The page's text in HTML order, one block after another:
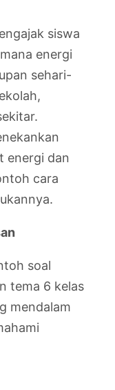
siswa
energi
sehari-
energi dan
cara
soal
tema 6 kelas
mendalam